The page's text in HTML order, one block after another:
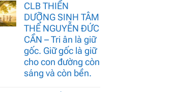
CLB THIỀN
DƯỠNG SINH TÂM
THỂ NGUYỄN ĐỨC
CẦN – Tri ân là giữ
gốc. Giữ gốc là giữ
cho con đường còn
sáng và còn bền.